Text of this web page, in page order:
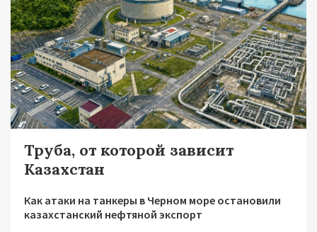
Труба, от которой зависит
Казахстан
Как атаки на танкеры в Черном море остановили
казахстанский нефтяной экспорт